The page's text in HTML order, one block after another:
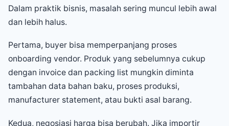
Dalam praktik bisnis, masalah sering muncul lebih awal
dan lebih halus.
Pertama, buyer bisa memperpanjang proses
onboarding vendor. Produk yang sebelumnya cukup
dengan invoice dan packing list mungkin diminta
tambahan data bahan baku, proses produksi,
manufacturer statement, atau bukti asal barang.
Kedua, negosiasi harga bisa berubah. Jika importir